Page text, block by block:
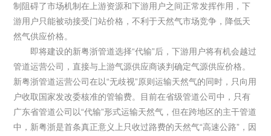
制阻碍了市场机制在上游资源和下游用户之间正常发挥作用，下
游用户只能被动接受门站价格，不利于天然气市场竞争，降低天
然气供应价格。
即将建设的新粤浙管道选择“代输”后，下游用户将有机会越过
管道运营公司，直接与上游气源供应商谈判确定气源供应价格。
新粤浙管道运营公司在以“无歧视”原则运输天然气的同时，只向用
户收取国家发改委核准的管输费。目前在省级管道公司中，只有
广东省管道公司以“代输”形式运输天然气，但在跨地区的主干管道
中，新粤浙是首条真正意义上只收过路费的天然气“高速公路”，因